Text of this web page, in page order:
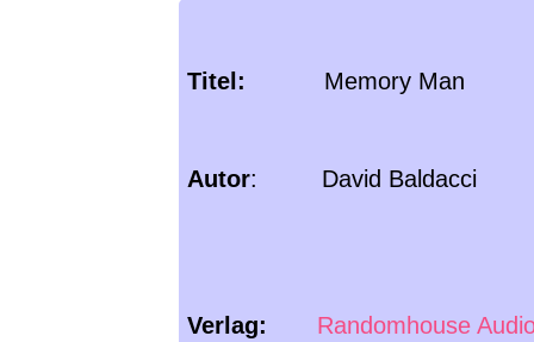
Titel: Memory Man
Autor: David Baldacci
Verlag: Randomhouse